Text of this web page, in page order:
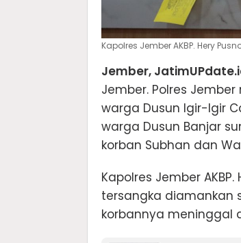
Kapolres Jember AKBP. Hery
Jember,
Jember. Polres Jember
warga Dusun Igir-Igir
warga Dusun Banjar
korban Subhan dan
Kapolres Jember
tersangka diamankan
korbannya meninggal